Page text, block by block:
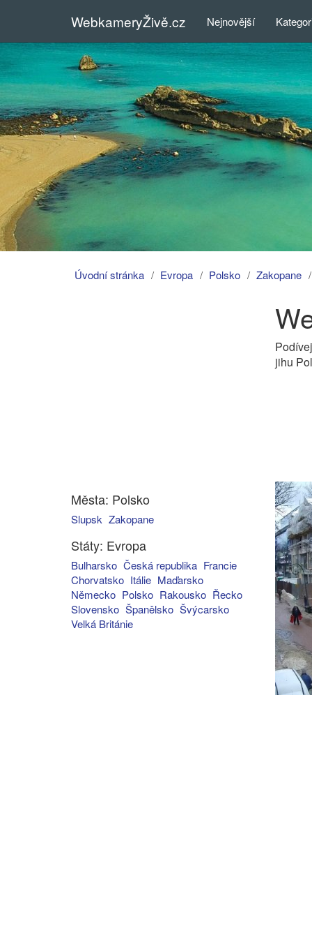
WebkameryŽivě.cz Nejnovější
Úvodní stránka Evropa Polsko Zakopane
Města: Polsko
Slupsk Zakopane
Státy: Evropa
Bulharsko Česká republika Francie
Chorvatsko Itálie Maďarsko
Německo Polsko Rakousko Řecko
Slovensko Španělsko Švýcarsko
Velká Británie
jihu